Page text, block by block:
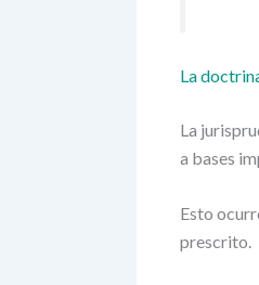
La
La
a bases
Esto
prescrito.